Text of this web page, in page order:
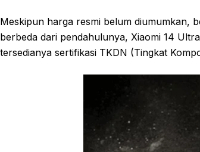
Meskipun harga resmi belum diumumkan,
berbeda dari pendahulunya, Xiaomi 14
tersedianya sertifikasi TKDN (Tingkat